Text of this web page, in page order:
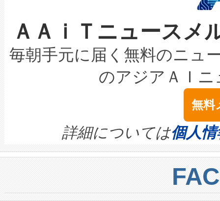
取得できる可能性もあります
設には、3億～4億ドルかか
最高経営責任者（CEO）であ
す。「当社のfully-connected
ームを利用すれば、6,000万
きます。この効率性は、フェ
限を超えて利用可能な電力容
持できるよう貢献します。こ
ービスレベル契約（SLA）違
テリー性能の劣化によるダウ
念は、現在データセンターが
ます。 Voltaiq provides a
quality and reliability for AI
BESS stack to ensure battery
centers. Voltaiqは、ai&のAI
からシステム統合、試運転、
なレーザースポットにより、
な環境下でも豊かなディテー
キロメートル範囲を検出
LiDAR for Inspections,
は1535 nmレーザーを搭載。
イズの小径化を実現すること
す。ノーマルモードでは、
ートル先まで検出でき、これ
トに対して約600メートルに
では、反射率10％のターゲッ
ＡＡｉＴニュース
毎朝手元に届く無料のニュ
のアジアＡＩ
無料
詳細については個人